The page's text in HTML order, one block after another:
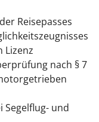
Reisepasses
Lizenz
nach § 7
Segelflug- und